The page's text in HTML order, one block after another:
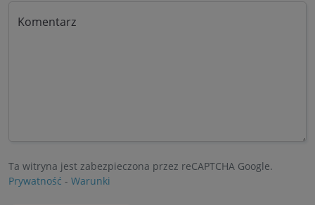
Komentarz
Ta witryna jest zabezpieczona przez reCAPTCHA Google.
Prywatność - Warunki